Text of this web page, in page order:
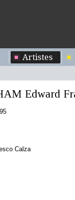
Artistes
Edward
Calza